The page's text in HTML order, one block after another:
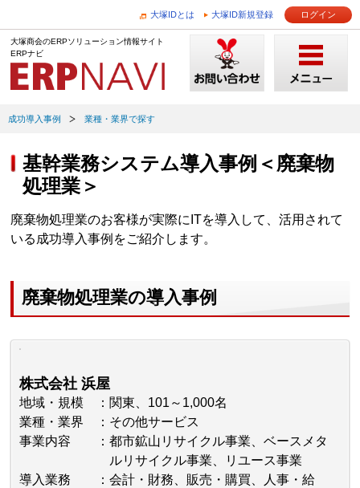
大塚IDとは 大塚ID新規登録 ログイン
大塚商会のERPソリューション情報サイト
ERPナビ
成功導入事例 業種・業界で探す
基幹業務システム導入事例＜廃棄物
処理業＞
廃棄物処理業のお客様が実際にITを導入して、活用されて
いる成功導入事例をご紹介します。
廃棄物処理業の導入事例
株式会社 浜屋
地域・規模
関東、101～1,000名
業種・業界
その他サービス
事業内容
都市鉱山リサイクル事業、ベースメタ
ルリサイクル事業、リユース事業
導入業務
会計・財務、販売・購買、人事・給